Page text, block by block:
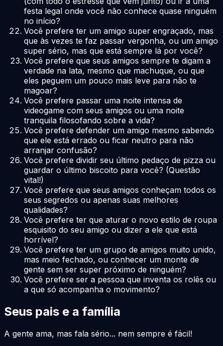
festa legal onde você não conhece quase ninguém
no início?
Você prefere ter um amigo super engraçado, mas
que às vezes te faz passar vergonha, ou um amigo
super sério, mas que está sempre lá por você?
Você prefere que seus amigos sempre te digam a
verdade na lata, mesmo que machuque, ou que
eles peguem um pouco mais leve para não te
magoar?
Você prefere passar uma noite intensa de
videogame com seus amigos ou uma noite
tranquila filosofando sobre a vida?
Você prefere defender um amigo mesmo sabendo
que ele está errado ou ficar neutro para não
arranjar confusão?
Você prefere dividir seu último pedaço de pizza ou
guardar o último biscoito para você? (Questão
vital!)
Você prefere que seus amigos conheçam todos os
seus segredos ou apenas suas melhores
qualidades?
Você prefere ter que aturar o novo estilo de roupa
esquisito do seu amigo ou dizer a ele que está
horrível?
Você prefere ter um grupo de amigos muito unido,
mas meio fechado, ou conhecer um monte de
gente sem ser super próximo de ninguém?
Você prefere ser a pessoa que inventa os rolês ou
a que só acompanha o movimento?
Seus pais e a família
A gente ama, mas fala sério... nem sempre é fácil!